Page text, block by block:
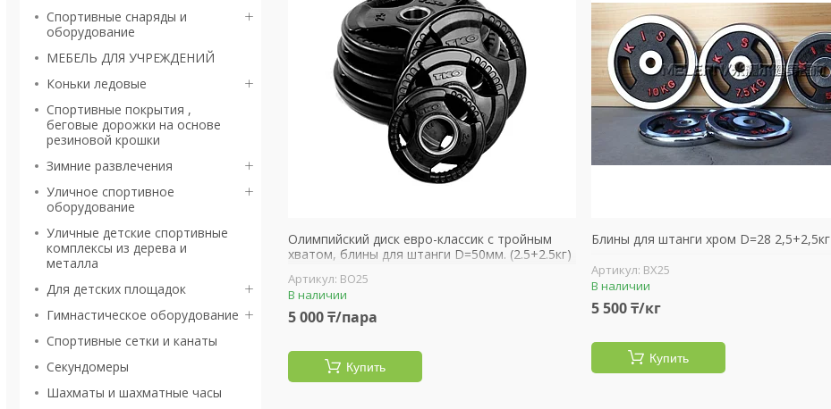
Спортивные снаряды и
оборудование
МЕБЕЛЬ ДЛЯ УЧРЕЖДЕНИЙ
Коньки ледовые
Спортивные покрытия ,
беговые дорожки на основе
резиновой крошки
Зимние развлечения
Уличное спортивное
оборудование
Уличные детские спортивные
комплексы из дерева и
металла
Для детских площадок
Гимнастическое оборудование
Спортивные сетки и канаты
Секундомеры
Шахматы и шахматные часы
Олимпийский диск евро-классик с тройным
хватом, блины для штанги D=50мм. (2.5+2.5кг)
BO25
В наличии
5 000 ₸/пара
Купить
Блины для штанги хром D=28 2,5+2,5кг
BX25
В наличии
5 500 ₸/кг
Купить